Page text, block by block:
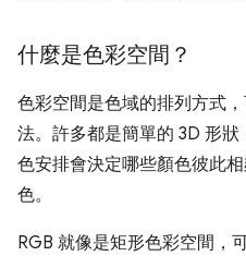
什麼是色彩空間？
色彩空間是色域的排列方式
法。許多都是簡單的 3D 形
色安排會決定哪些顏色彼此
色。
RGB 就像是矩形色彩空間，